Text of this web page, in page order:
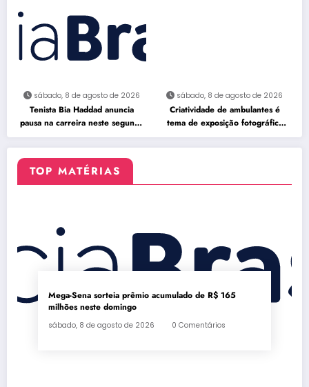
sábado, 8 de agosto de 2026
Tenista Bia Haddad anuncia
pausa na carreira neste segundo
semestre
sábado, 8 de agosto de 2026
Criatividade de ambulantes é
tema de exposição fotográfica
no Rio
TOP MATÉRIAS
Mega-Sena sorteia prêmio acumulado de R$ 165
milhões neste domingo
sábado, 8 de agosto de 2026 0 Comentários